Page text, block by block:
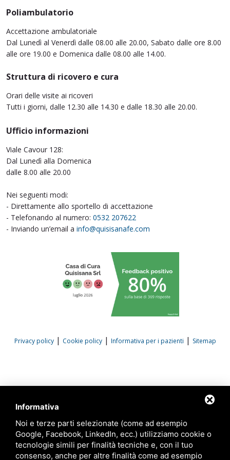
Poliambulatorio
Accettazione ambulatoriale
Dal Lunedì al Venerdì dalle 08.00 alle 20.00, Sabato dalle ore 8.00
alle ore 19.00 e Domenica dalle 08.00 alle 14.00.
Struttura di ricovero e cura
Orari delle visite ai ricoveri
Tutti i giorni, dalle 12.30 alle 14.30 e dalle 18.30 alle 20.00.
Ufficio informazioni
Viale Cavour 128:
Dal Lunedì alla Domenica
dalle 8.00 alle 20.00
Nei seguenti modi:
- Direttamente allo sportello di accettazione
- Telefonando al numero: 0532 207622
- Inviando un’email a info@quisisanafe.com
Privacy policy| Cookie policy| Informativa per i pazienti | Sitemap
Informativa
Noi e terze parti selezionate (come ad esempio
Google, Facebook, LinkedIn, ecc.) utilizziamo cookie o
tecnologie simili per finalità tecniche e, con il tuo
consenso, anche per altre finalità come ad esempio